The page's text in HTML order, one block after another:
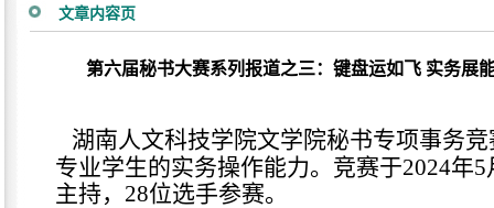
文章内容页
第六届秘书大赛系列报道之三：键盘运如飞 实务
湖南人文科技学院文学院秘书专项事务
专业学生的实务操作能力。竞赛于2024年
主持，28位选手参赛。